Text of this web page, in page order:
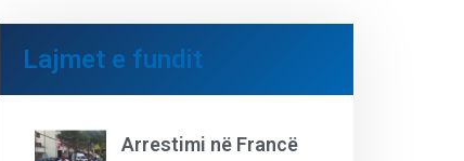
Lajmet e fundit
Arrestimi në Francë